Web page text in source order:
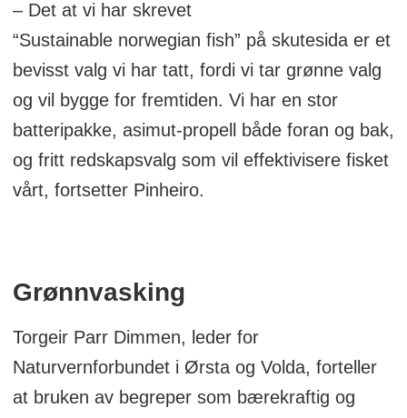
– Det at vi har skrevet
“Sustainable norwegian fish” på skutesida er et
bevisst valg vi har tatt, fordi vi tar grønne valg
og vil bygge for fremtiden. Vi har en stor
batteripakke, asimut-propell både foran og bak,
og fritt redskapsvalg som vil effektivisere fisket
vårt, fortsetter Pinheiro.
Grønnvasking
Torgeir Parr Dimmen, leder for
Naturvernforbundet i Ørsta og Volda, forteller
at bruken av begreper som bærekraftig og